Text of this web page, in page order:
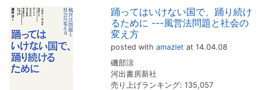
踊ってはいけない国で、踊り続け
るために ---風営法問題と社会の
変え方
posted with amazlet at 14.04.08
磯部涼
河出書房新社
売り上げランキング: 135,057